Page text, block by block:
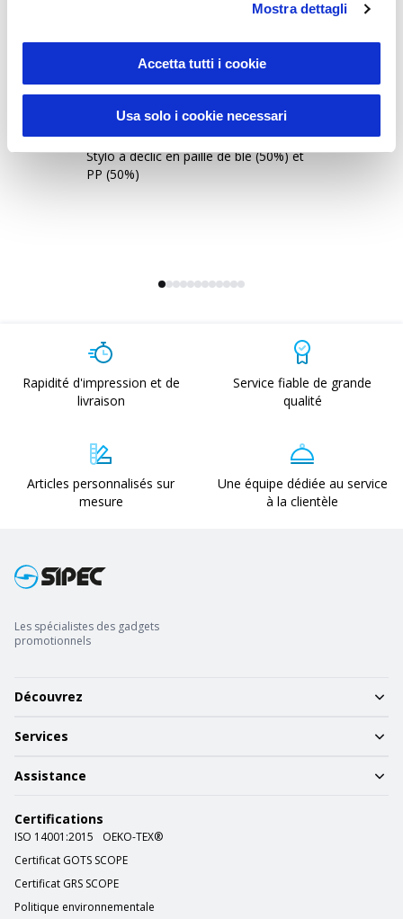
Mostra dettagli
Accetta tutti i cookie
Usa solo i cookie necessari
20815
Stylo à déclic en paille de blé (50%) et
PP (50%)
Rapidité d'impression et de
livraison
Service fiable de grande
qualité
Articles personnalisés sur
mesure
Une équipe dédiée au service
à la clientèle
Les spécialistes des gadgets
promotionnels
Découvrez
Services
Assistance
Certifications
ISO 14001:2015
OEKO-TEX®
Certificat GOTS SCOPE
Certificat GRS SCOPE
Politique environnementale